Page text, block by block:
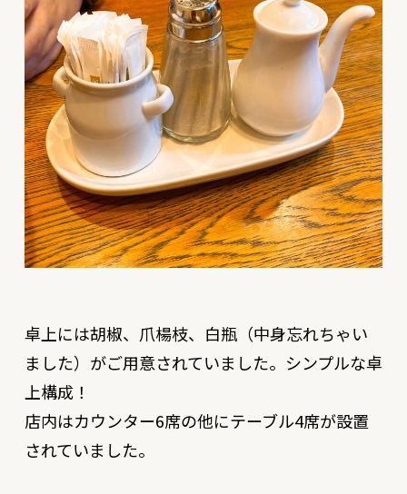
卓上には胡椒、爪楊枝、白瓶（中身忘れちゃい
ました）がご用意されていました。シンプルな卓
上構成！
店内はカウンター6席の他にテーブル4席が設置
されていました。